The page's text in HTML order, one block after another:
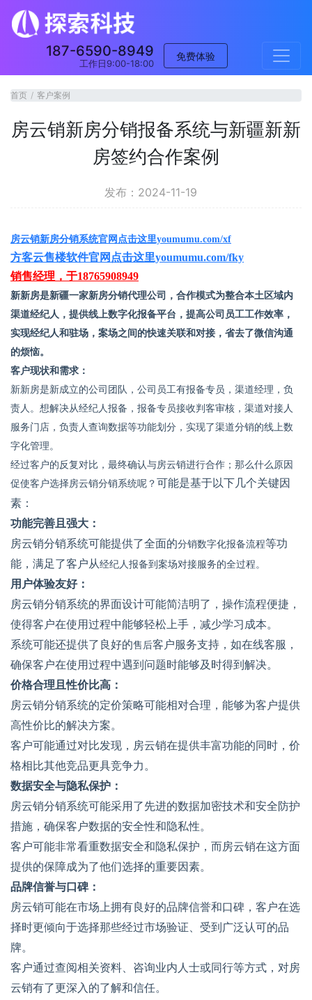
187-6590-8949
工作日9:00-18:00
免费体验
首页 客户案例
房云销新房分销报备系统与新疆新新
房签约合作案例
发布：2024-11-19
房云销新房分销系统官网点击这里youmumu.com/xf
方客云售楼软件官网点击这里youmumu.com/fky
销售经理，于18765908949
新新房是新疆一家新房分销代理公司，合作模式为整合本土区域内
渠道经纪人，提供线上数字化报备平台，提高公司员工工作效率，
实现经纪人和驻场，案场之间的快速关联和对接，省去了微信沟通
的烦恼。
客户现状和需求：
新新房是新成立的公司团队，公司员工有报备专员，渠道经理，负
责人。想解决从经纪人报备，报备专员接收判客审核，渠道对接人
服务门店，负责人查询数据等功能划分，实现了渠道分销的线上数
字化管理。
经过客户的反复对比，最终确认与房云销进行合作；那么什么原因
促使客户选择房云销分销系统呢？ 可能是基于以下几个关键因
素：
功能完善且强大：
房云销分销系统可能提供了全面的分销数字化报备流程等功
能，满足了客户从经纪人报备到案场对接服务的全过程。
用户体验友好：
房云销分销系统的界面设计可能简洁明了，操作流程便捷，
使得客户在使用过程中能够轻松上手，减少学习成本。
系统可能还提供了良好的售后客户服务支持，如在线客服，
确保客户在使用过程中遇到问题时能够及时得到解决。
价格合理且性价比高：
房云销分销系统的定价策略可能相对合理，能够为客户提供
高性价比的解决方案。
客户可能通过对比发现，房云销在提供丰富功能的同时，价
格相比其他竞品更具竞争力。
数据安全与隐私保护：
房云销分销系统可能采用了先进的数据加密技术和安全防护
措施，确保客户数据的安全性和隐私性。
客户可能非常看重数据安全和隐私保护，而房云销在这方面
提供的保障成为了他们选择的重要因素。
品牌信誉与口碑：
房云销可能在市场上拥有良好的品牌信誉和口碑，客户在选
择时更倾向于选择那些经过市场验证、受到广泛认可的品
牌。
客户通过查阅相关资料、咨询业内人士或同行等方式，对房
云销有了更深入的了解和信任。